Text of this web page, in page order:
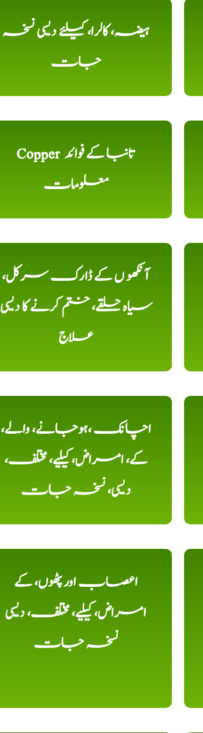
ہیضہ، کالرا، کیلئے دیسی نسخہ
جات
Copper تانبا کے فوائد
معلومات
آنکھو ں کے ڈارک سرکل،
سیاہ حلقے، ختم کرنے کا دیسی
علاج
اچانک ،ہوجانے، والے،
کے، امراض، کیلیے، مختلف،
دیسی، نسخہ جات
اعصاب اور پٹھوں، کے
امراض، کیلیے، مختلف، دیسی
نسخہ جات